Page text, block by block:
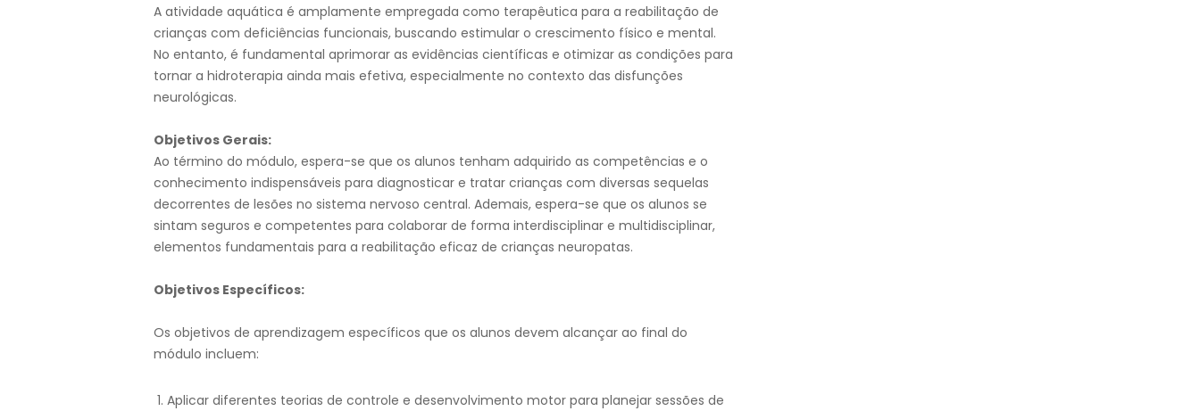
A atividade aquática é amplamente empregada como terapêutica para a reabilitação de
crianças com deficiências funcionais, buscando estimular o crescimento físico e mental.
No entanto, é fundamental aprimorar as evidências científicas e otimizar as condições para
tornar a hidroterapia ainda mais efetiva, especialmente no contexto das disfunções
neurológicas.
Objetivos Gerais:
Ao término do módulo, espera-se que os alunos tenham adquirido as competências e o
conhecimento indispensáveis para diagnosticar e tratar crianças com diversas sequelas
decorrentes de lesões no sistema nervoso central. Ademais, espera-se que os alunos se
sintam seguros e competentes para colaborar de forma interdisciplinar e multidisciplinar,
elementos fundamentais para a reabilitação eficaz de crianças neuropatas.
Objetivos Específicos:
Os objetivos de aprendizagem específicos que os alunos devem alcançar ao final do
módulo incluem:
Aplicar diferentes teorias de controle e desenvolvimento motor para planejar sessões de